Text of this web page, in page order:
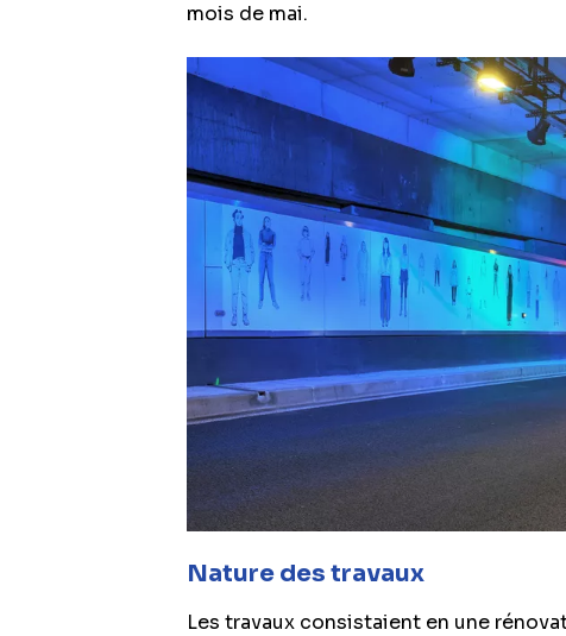
mois de mai.
Nature des travaux
Les travaux consistaient en une